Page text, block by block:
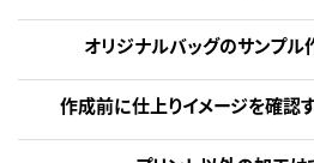
オリジナルバッグのサンプル
作成前に仕上りイメージを確認